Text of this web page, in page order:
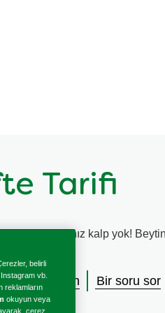
Tarifi
kalp yok!
yazın Bir soru sor
belirli
vb.
reklamların
okuyun veya
çerez